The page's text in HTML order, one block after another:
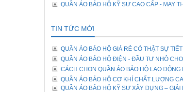
QUẦN ÁO BẢO HỘ KỸ SƯ CAO CẤP - MAY
TIN TỨC MỚI
QUẦN ÁO BẢO HỘ GIÁ RẺ CÓ THẬT SỰ
QUẦN ÁO BẢO HỘ ĐIỆN - ĐẦU TƯ NHỎ
CÁCH CHỌN QUẦN ÁO BẢO HỘ LAO
QUẦN ÁO BẢO HỘ CƠ KHÍ CHẤT LƯỢNG
QUẦN ÁO BẢO HỘ KỸ SƯ XÂY DỰNG –